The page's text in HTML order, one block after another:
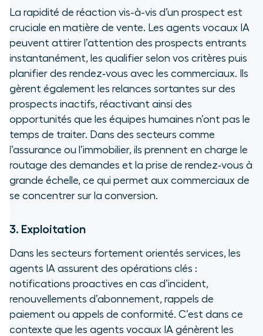
La rapidité de réaction vis-à-vis d’un prospect est
cruciale en matière de vente. Les agents vocaux IA
peuvent attirer l’attention des prospects entrants
instantanément, les qualifier selon vos critères puis
planifier des rendez‑vous avec les commerciaux. Ils
gèrent également les relances sortantes sur des
prospects inactifs, réactivant ainsi des
opportunités que les équipes humaines n’ont pas le
temps de traiter. Dans des secteurs comme
l’assurance ou l’immobilier, ils prennent en charge le
routage des demandes et la prise de rendez‑vous à
grande échelle, ce qui permet aux commerciaux de
se concentrer sur la conversion.
3. Exploitation
Dans les secteurs fortement orientés services, les
agents IA assurent des opérations clés :
notifications proactives en cas d’incident,
renouvellements d’abonnement, rappels de
paiement ou appels de conformité. C’est dans ce
contexte que les agents vocaux IA génèrent les